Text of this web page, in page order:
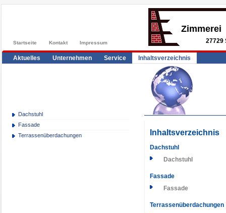
Startseite Kontakt Impressum
Zimmerei
27729
Aktuelles Unternehmen Service Inhaltsverzeichnis
Dachstuhl
Fassade
Terrassenüberdachungen
Inhaltsverzeichnis
Dachstuhl
Dachstuhl
Fassade
Fassade
Terrassenüberdachungen